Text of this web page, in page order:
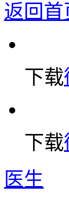
返回首
下载
下载
医生